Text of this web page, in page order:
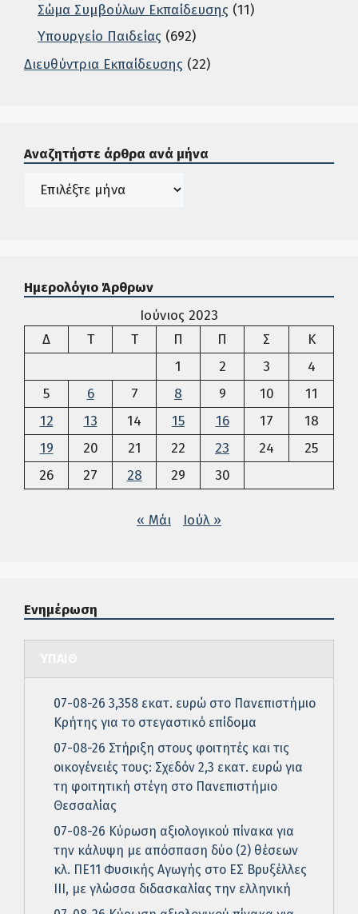
Σώμα Συμβούλων Εκπαίδευσης (11)
Υπουργείο Παιδείας (692)
Διευθύντρια Εκπαίδευσης (22)
Αναζητήστε άρθρα ανά μήνα
Ιστορικό
Ημερολόγιο Άρθρων
Ιούνιος 2023
ΔΔευτέρα
ΤΤρίτη ΤΤετάρτη
Π Πέμπτη
Π Παρασκευή
Σ Σάββατο
Κ
1
2 3
4
5
6 7 8 9 10
11
12
13 14 15 16 17
18
19
20 21 22 23 24
25
26
27 28 29 30
« Μάι Ιούλ »
Ενημέρωση
07-08-26 3,358 εκατ. ευρώ στο Πανεπιστήμιο
Κρήτης για το στεγαστικό επίδομα
07-08-26 Στήριξη στους φοιτητές και τις
οικογένειές τους: Σχεδόν 2,3 εκατ. ευρώ για
τη φοιτητική στέγη στο Πανεπιστήμιο
Θεσσαλίας
07-08-26 Κύρωση αξιολογικού πίνακα για
την κάλυψη με απόσπαση δύο (2) θέσεων
κλ. ΠΕ11 Φυσικής Αγωγής στο ΕΣ Βρυξέλλες
ΙΙΙ, με γλώσσα διδασκαλίας την ελληνική